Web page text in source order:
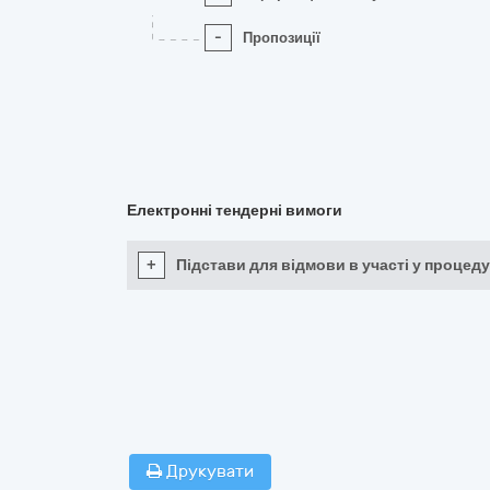
- Пропозиції
Електронні тендерні вимоги
+ Підстави для відмови в участі у
Друкувати